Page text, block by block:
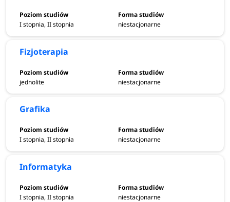
I stopnia, II stopnia niestacjonarne
Fizjoterapia
jednolite niestacjonarne
Grafika
I stopnia, II stopnia niestacjonarne
Informatyka
I stopnia, II stopnia niestacjonarne